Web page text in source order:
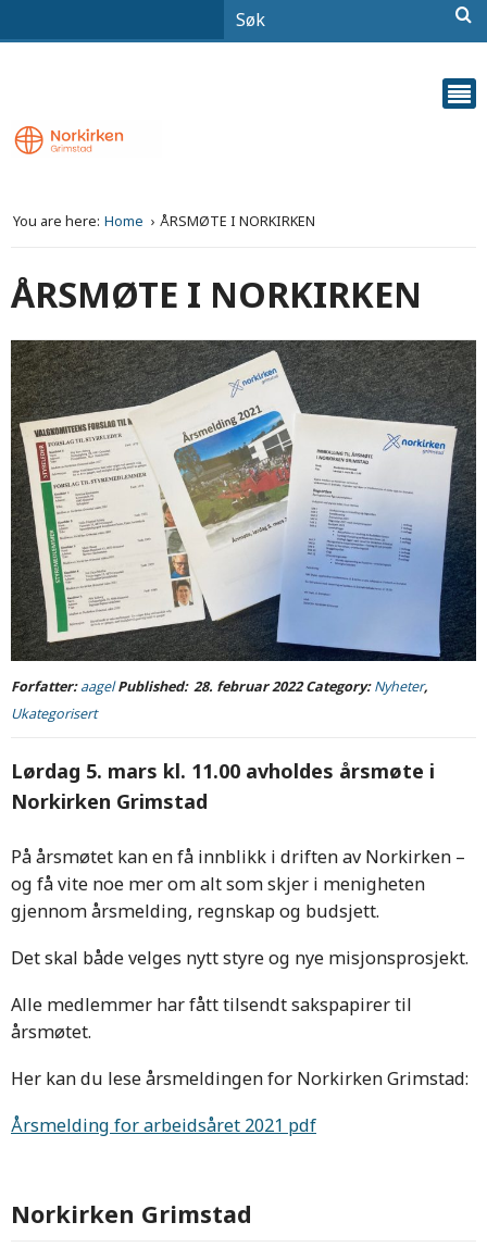
You are here: Home ÅRSMØTE I NORKIRKEN
ÅRSMØTE I NORKIRKEN
Forfatter:aagelPublished: 28. februar 2022 Category:Nyheter,
Ukategorisert
Lørdag 5. mars kl. 11.00 avholdes årsmøte i
Norkirken Grimstad
På årsmøtet kan en få innblikk i driften av Norkirken –
og få vite noe mer om alt som skjer i menigheten
gjennom årsmelding, regnskap og budsjett.
Det skal både velges nytt styre og nye misjonsprosjekt.
Alle medlemmer har fått tilsendt sakspapirer til
årsmøtet.
Her kan du lese årsmeldingen for Norkirken Grimstad:
Årsmelding for arbeidsåret 2021 pdf
Norkirken Grimstad